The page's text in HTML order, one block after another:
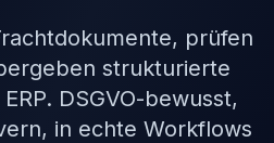
prüfen
strukturierte
DSGVO-bewusst,
in echte Workflows